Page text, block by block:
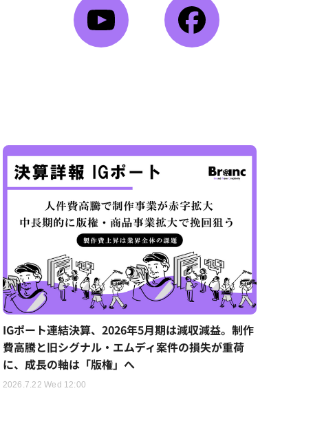
IGポート連結決算、2026年5月期は減収減益。制作
費高騰と旧シグナル・エムディ案件の損失が重荷
に、成長の軸は「版権」へ
2026.7.22 Wed 12:00